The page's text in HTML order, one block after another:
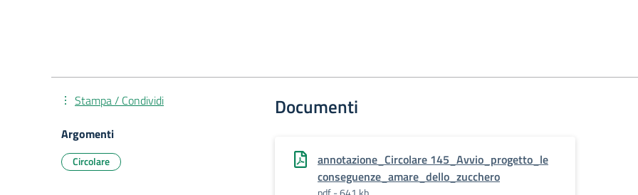
Documenti
annotazione_Circolare 145_Avvio_progetto_le
conseguenze_amare_dello_zucchero
Stampa / Condividi
Argomenti
Circolare